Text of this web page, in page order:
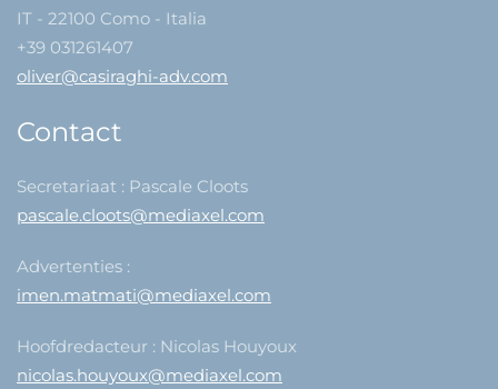
IT - 22100 Como - Italia
+39 031261407
oliver@casiraghi-adv.com
Contact
Secretariaat : Pascale Cloots
pascale.cloots@mediaxel.com
Advertenties :
imen.matmati@mediaxel.com
Hoofdredacteur : Nicolas Houyoux
nicolas.houyoux@mediaxel.com